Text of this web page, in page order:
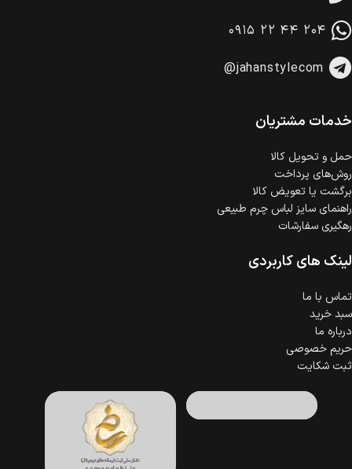
در هنگام خرید محصول، امکان انتخاب پرداخت در محل
وجود دارد.
خرید اقساطی با شرایط آسان و بدون ضامن امکان‌پذیر
است.
گارانتی معتبر برای تمامی محصولات ارائه می‌شود.
۰۹۱۵ ۲۲ ۴۴ ۲۰۴
@jahanstylecom
خدمات مشتریان
حمل‌ و تحویل کالا
روش‌های پرداخت
برگشت یا تعویض کالا
راهنمای سایز لباس چرم طبیعی
رهگیری سفارشات
لینک های کاربردی
تماس با ما
سبد خرید
درباره ما
حریم خصوصی
ثبت شکایت